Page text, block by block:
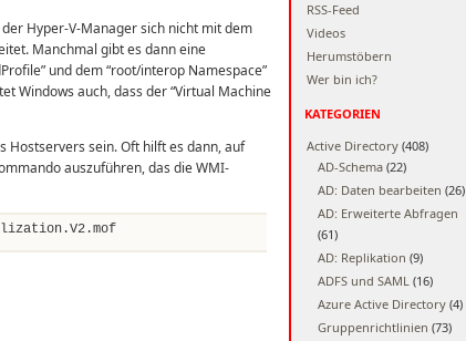
Hyper-V-Manager sich nicht mit dem
Manchmal gibt es dann eine
und dem “root/interop Namespace”
Windows auch, dass der “Virtual Machine
Hostservers sein. Oft hilft es dann, auf
auszuführen, das die WMI-
RSS-Feed
Videos
Herumstöbern
Wer bin ich?
KATEGORIEN
Active Directory (408)
AD-Schema (22)
AD: Daten bearbeiten (26)
AD: Erweiterte Abfragen
(61)
AD: Replikation (9)
ADFS und SAML (16)
Azure Active Directory (4)
Gruppenrichtlinien (73)